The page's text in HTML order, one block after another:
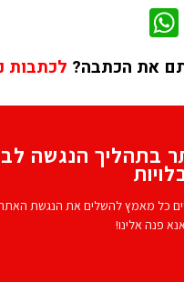
Facebook
את הכתבה? לכתבות
בתהליך הנגשה
כל מאמץ להשלים את הנגשת
פנה אלינו!